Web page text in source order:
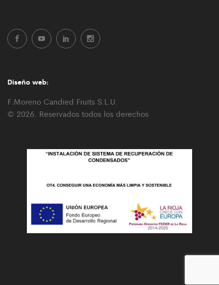
Diseño web:
F.Moreno Candied Fruits S.L.U.
© 2026. Reservados todos los derechos